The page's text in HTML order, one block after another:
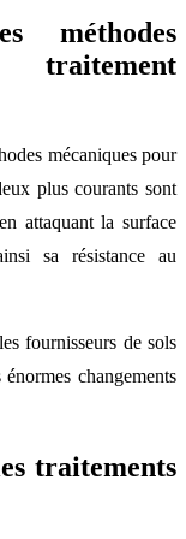
méthodes
mécaniques pour
plus courants sont
attaquant la surface
sa résistance au
fournisseurs de sols
changements
traitements